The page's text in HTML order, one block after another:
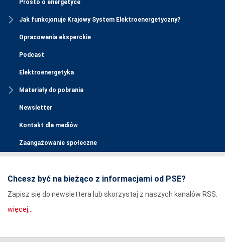
Prosto o energetyce
Jak funkcjonuje Krajowy System Elektroenergetyczny?
Opracowania eksperckie
Podcast
Elektroenergetyka
Materiały do pobrania
Newsletter
Kontakt dla mediów
Zaangażowanie społeczne
Chcesz być na bieżąco z informacjami od PSE?
Zapisz się do newslettera lub skorzystaj z naszych kanałów RSS.
więcej...